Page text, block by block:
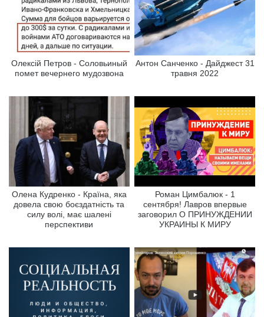
Олексій Петров - Соловьиный
помет вечернего мудозвона
Антон Санченко - Дайджест 31
травня 2022
Олена Кудренко - Країна, яка
довела свою боєздатність та
силу волі, має шалені
перспективи
Роман Цимбалюк - 1
сентября! Лавров впервые
заговорил О ПРИНУЖДЕНИИ
УКРАИНЫ К МИРУ